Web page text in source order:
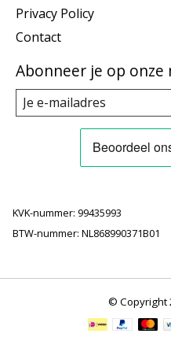
Privacy Policy
Contact
Abonneer je op
KVK-nummer: 99435993
BTW-nummer: NL868990371B01
© Copyright